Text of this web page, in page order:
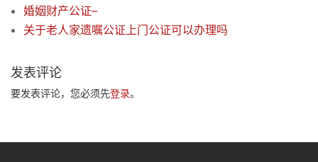
婚姻财产公证–
关于老人家遗嘱公证上门公证可以办理吗
发表评论
要发表评论，您必须先登录。